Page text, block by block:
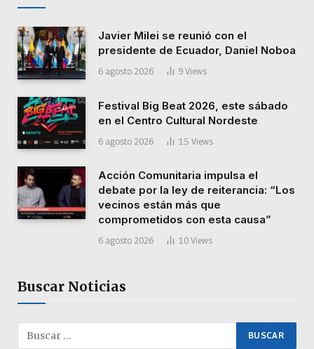
Javier Milei se reunió con el
presidente de Ecuador, Daniel Noboa
6 agosto 2026 9 Views
Festival Big Beat 2026, este sábado
en el Centro Cultural Nordeste
6 agosto 2026 15 Views
Acción Comunitaria impulsa el
debate por la ley de reiterancia: “Los
vecinos están más que
comprometidos con esta causa”
6 agosto 2026 10 Views
Buscar Noticias